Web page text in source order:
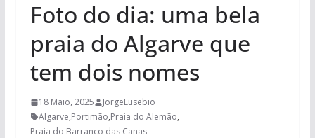
Foto do dia: uma bela
praia do Algarve que
tem dois nomes
18 Maio, 2025
JorgeEusebio
Algarve,Portimão,Praia do Alemão,
Praia do Barranco das Canas